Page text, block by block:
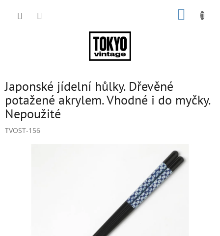
Japonské jídelní hůlky. Dřevěné
potažené akrylem. Vhodné i do myčky.
Nepoužité
TVOST-156